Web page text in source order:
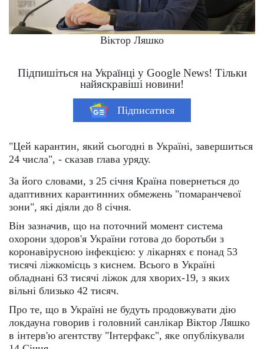
Віктор Ляшко
Підпишіться на Українці у Google News! Тільки
найяскравіші новини!
Підписатися
"Цей карантин, який сьогодні в Україні, завершиться
24 числа", - сказав глава уряду.
За його словами, з 25 січня Країна повернеться до
адаптивних карантинних обмежень "помаранчевої
зони", які діяли до 8 січня.
Він зазначив, що на поточний момент система
охорони здоров'я України готова до боротьби з
коронавірусною інфекцією: у лікарнях є понад 53
тисячі ліжкомісць з киснем. Всього в Україні
обладнані 63 тисячі ліжок для хворих-19, з яких
вільні близько 42 тисяч.
Про те, що в Україні не будуть продовжувати дію
локдауна говорив і головний санлікар Віктор Ляшко
в інтерв'ю агентству "Інтерфакс", яке опублікували